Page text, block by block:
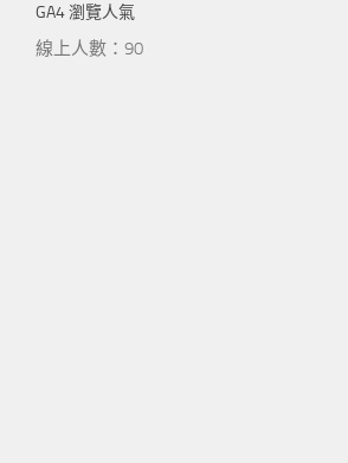
GA4 瀏覽人氣
線上人數：90